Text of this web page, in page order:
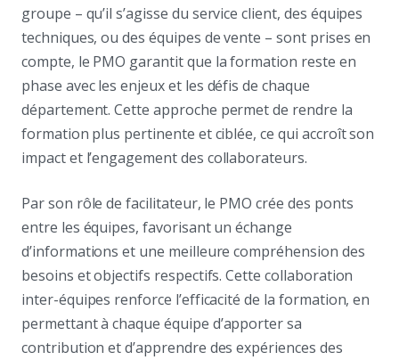
groupe – qu’il s’agisse du service client, des équipes
techniques, ou des équipes de vente – sont prises en
compte, le PMO garantit que la formation reste en
phase avec les enjeux et les défis de chaque
département. Cette approche permet de rendre la
formation plus pertinente et ciblée, ce qui accroît son
impact et l’engagement des collaborateurs.
Par son rôle de facilitateur, le PMO crée des ponts
entre les équipes, favorisant un échange
d’informations et une meilleure compréhension des
besoins et objectifs respectifs. Cette collaboration
inter-équipes renforce l’efficacité de la formation, en
permettant à chaque équipe d’apporter sa
contribution et d’apprendre des expériences des